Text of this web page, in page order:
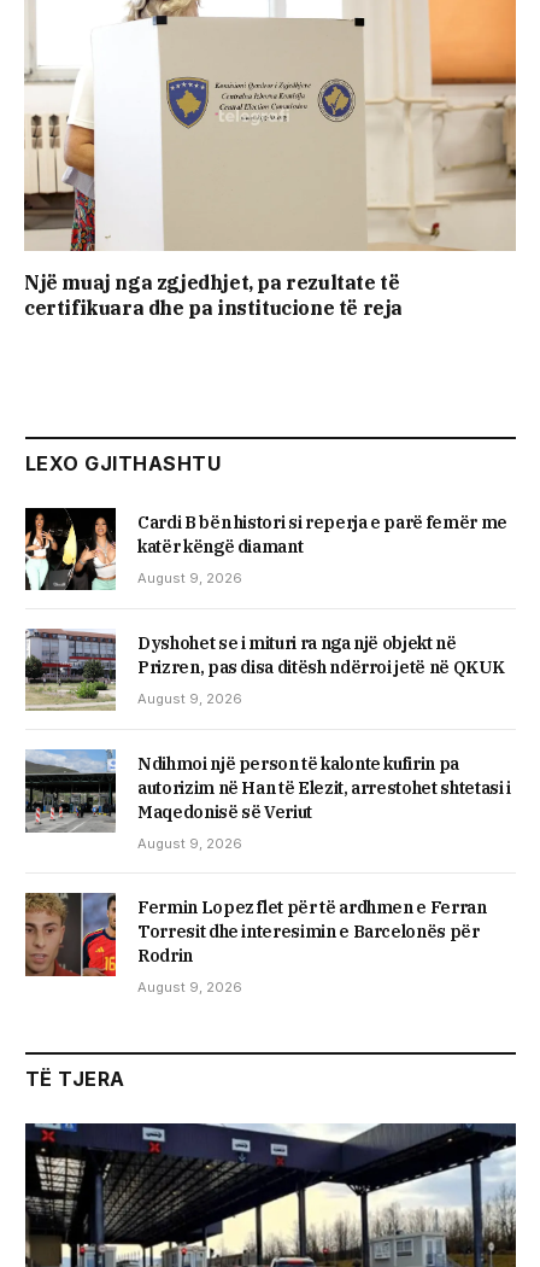
Një muaj nga zgjedhjet, pa rezultate të
certifikuara dhe pa institucione të reja
LEXO GJITHASHTU
Cardi B bën histori si reperja e parë femër me
katër këngë diamant
August 9, 2026
Dyshohet se i mituri ra nga një objekt në
Prizren, pas disa ditësh ndërroi jetë në QKUK
August 9, 2026
Ndihmoi një person të kalonte kufirin pa
autorizim në Han të Elezit, arrestohet shtetasi i
Maqedonisë së Veriut
August 9, 2026
Fermin Lopez flet për të ardhmen e Ferran
Torresit dhe interesimin e Barcelonës për
Rodrin
August 9, 2026
TË TJERA